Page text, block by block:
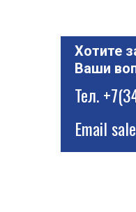
Хотите
Ваши
Тел.
Email